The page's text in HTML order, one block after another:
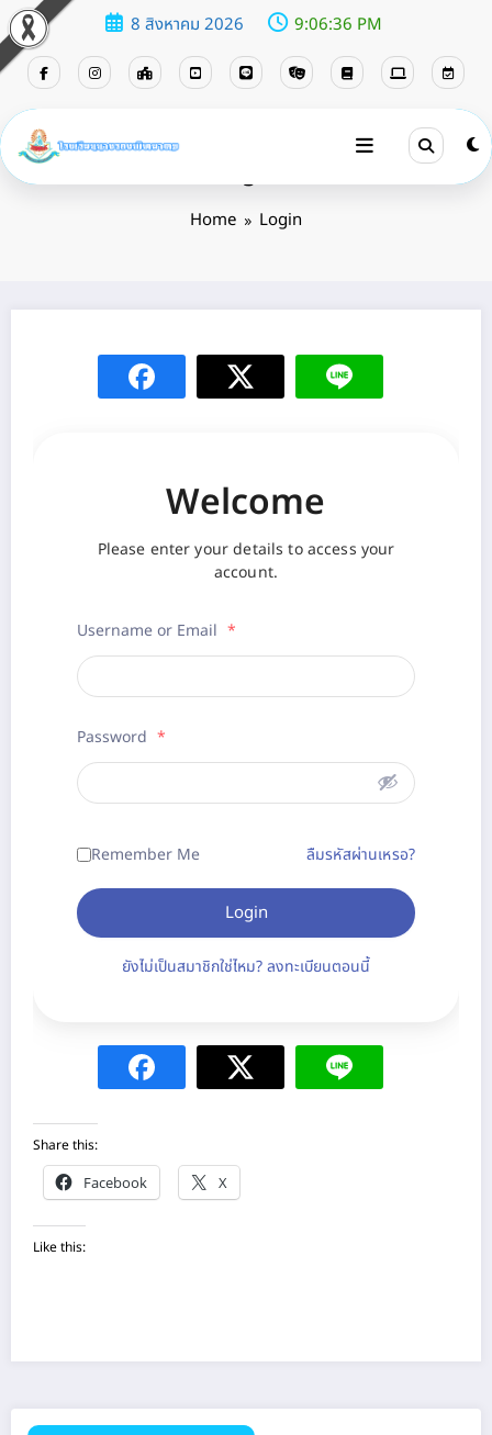
8 สิงหาคม 2026 9:06:36 PM
Home Login
Welcome
Please enter your details to access your
account.
Username or Email *
Password *
Remember Me ลืมรหัสผ่านเหรอ?
Login
ยังไม่เป็นสมาชิกใช่ไหม? ลงทะเบียนตอนนี้
Share this:
Facebook
X
Like this: